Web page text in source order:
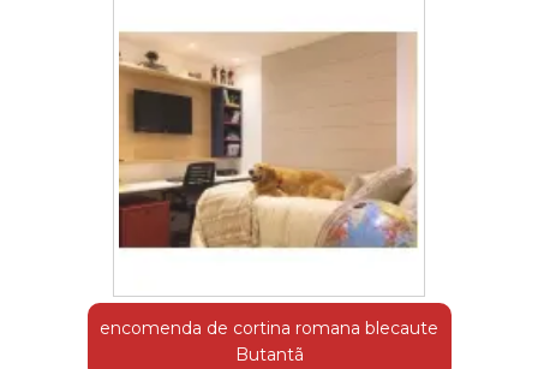
encomenda de cortina romana blecaute
Butantã